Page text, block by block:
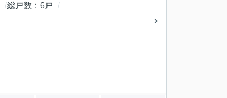
総戸数
6戸